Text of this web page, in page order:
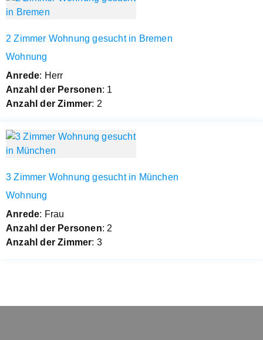
2 Zimmer Wohnung gesucht in Bremen
Wohnung
Anrede: Herr
Anzahl der Personen: 1
Anzahl der Zimmer: 2
3 Zimmer Wohnung gesucht in München
Wohnung
Anrede: Frau
Anzahl der Personen: 2
Anzahl der Zimmer: 3